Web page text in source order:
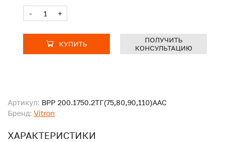
Артикул: ВРР 200.1750.2ТГ(75,80,90,110)ААС
Бренд: Vitron
ХАРАКТЕРИСТИКИ
- +
КУПИТЬ
ПОЛУЧИТЬ
КОНСУЛЬТАЦИЮ